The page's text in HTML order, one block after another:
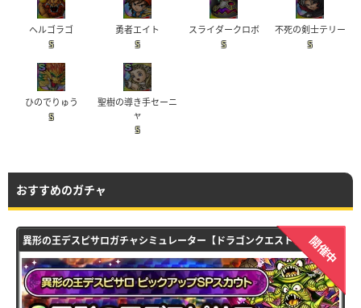
ヘルゴラゴ
S
勇者エイト
S
スライダークロボ
S
不死の剣士テリー
S
ひのでりゅう
S
聖樹の導き手セーニ
ャ
S
おすすめのガチャ
開催中
異形の王デスピサロガチャシミュレーター【ドラゴンクエストタクト】